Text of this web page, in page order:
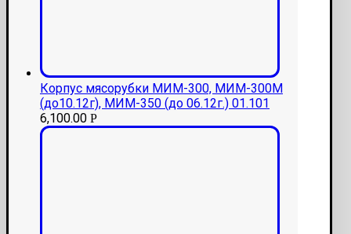
Корпус мясорубки МИМ-300, МИМ-300М
(до10.12г), МИМ-350 (до 06.12г.) 01.101
6,100.00 Р